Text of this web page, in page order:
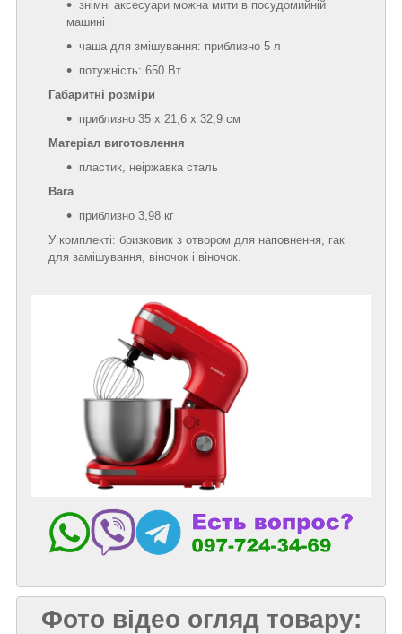
знімні аксесуари можна мити в посудомийній
машині
чаша для змішування: приблизно 5 л
потужність: 650 Вт
Габаритні розміри
приблизно 35 х 21,6 х 32,9 см
Матеріал виготовлення
пластик, неіржавка сталь
Вага
приблизно 3,98 кг
У комплекті: бризковик з отвором для наповнення, гак
для замішування, віночок і віночок.
Фото відео огляд товару: